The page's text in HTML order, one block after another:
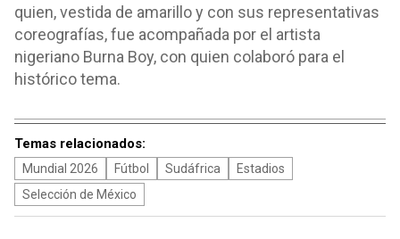
quien, vestida de amarillo y con sus representativas
coreografías, fue acompañada por el artista
nigeriano Burna Boy, con quien colaboró para el
histórico tema.
Temas relacionados:
Mundial 2026 Fútbol Sudáfrica
Estadios
Selección de México